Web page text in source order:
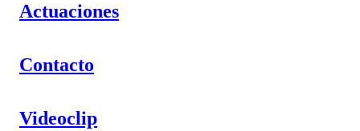
Actuaciones
Contacto
Videoclip